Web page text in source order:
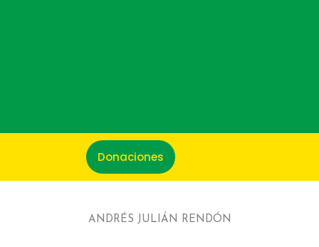
Donaciones
ANDRÉS JULIÁN RENDÓN